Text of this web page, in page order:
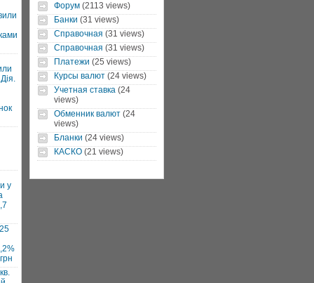
у
Форум(2113 views)
Банки (31 views)
Справочная (31 views)
Справочная (31 views)
Платежи (25 views)
Курсы валют(24 views)
Учетная ставка(24
views)
Обменник валют(24
views)
Бланки (24 views)
КАСКО(21 views)